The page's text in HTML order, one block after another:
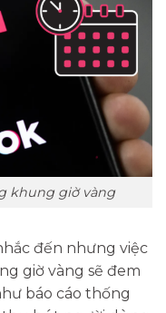
khung giờ vàng
đến nhưng việc
giờ vàng sẽ đem
báo cáo thống